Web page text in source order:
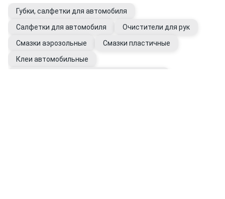
Губки, салфетки для автомобиля
Салфетки для автомобиля
Очистители для рук
Смазки аэрозольные
Смазки пластичные
Клеи автомобильные